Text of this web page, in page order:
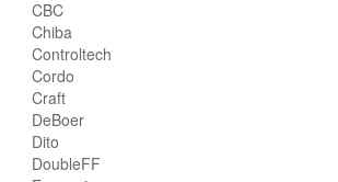
CBC
Chiba
Controltech
Cordo
Craft
DeBoer
Dito
DoubleFF